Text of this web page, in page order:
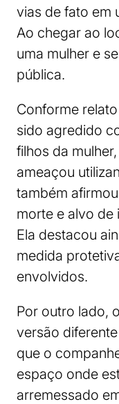
vias de fato em
Ao chegar ao
uma mulher e
pública.
Conforme
sido agredido
filhos da
ameaçou
também
morte e alvo de
Ela destacou
medida
envolvidos.
Por outro lado,
versão
que o
espaço onde
arremessado